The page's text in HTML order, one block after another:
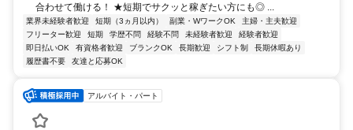
合わせて働ける！ ★短期でサクッと稼ぎたい方にも◎ ...
業界未経験者歓迎 短期（3ヵ月以内） 副業・WワークOK
主婦・主夫歓迎
フリーター歓迎
短期 学歴不問 経験不問 未経験者歓迎
経験者歓迎
即日払いOK
有資格者歓迎 ブランクOK 長期歓迎 シフト制
長期休暇あり
履歴書不要
友達と応募OK
アルバイト・パート